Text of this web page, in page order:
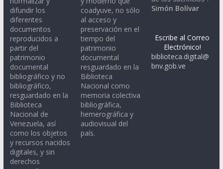
difundir los
diferentes
documentos
reproducidos a
partir del
patrimonio
documental
bibliográfico y no
bibliográfico,
resguardado en la
Biblioteca
Nacional de
Venezuela, así
como los objetos
y recursos nacidos
digitales, y sin
derechos
coadyuve, no sólo
al acceso y
preservación en el
tiempo del
patrimonio
documental
resguardado en la
Biblioteca
Nacional como
memoria colectiva
bibliográfica,
hemerográfica y
audiovisual del
país.
Simón Bolívar
Escribe al Correo
Electrónico!
biblioteca.digital@
bnv.gob.ve